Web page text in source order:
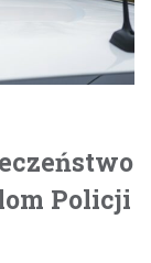
Policji